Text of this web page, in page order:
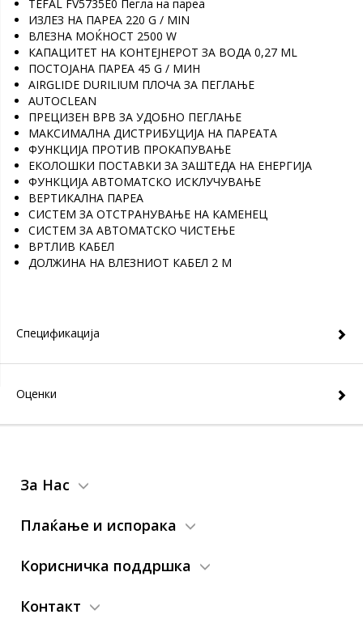
TEFAL FV5735E0 Пегла на пареа
ИЗЛЕЗ НА ПАРЕА 220 G / MIN
ВЛЕЗНА МОЌНОСТ 2500 W
КАПАЦИТЕТ НА КОНТЕЈНЕРОТ ЗА ВОДА 0,27 ML
ПОСТОЈАНА ПАРЕА 45 G / МИН
AIRGLIDE DURILIUM ПЛОЧА ЗА ПЕГЛАЊЕ
AUTOCLEAN
ПРЕЦИЗЕН ВРВ ЗА УДОБНО ПЕГЛАЊЕ
МАКСИМАЛНА ДИСТРИБУЦИЈА НА ПАРЕАТА
ФУНКЦИЈА ПРОТИВ ПРОКАПУВАЊЕ
ЕКОЛОШКИ ПОСТАВКИ ЗА ЗАШТЕДА НА ЕНЕРГИЈА
ФУНКЦИЈА АВТОМАТСКО ИСКЛУЧУВАЊЕ
ВЕРТИКАЛНА ПАРЕА
СИСТЕМ ЗА ОТСТРАНУВАЊЕ НА КАМЕНЕЦ
СИСТЕМ ЗА АВТОМАТСКО ЧИСТЕЊЕ
ВРТЛИВ КАБЕЛ
ДОЛЖИНА НА ВЛЕЗНИОТ КАБЕЛ 2 M
Спецификација
Оценки
За Нас
Плаќање и испорака
Корисничка поддршка
Контакт